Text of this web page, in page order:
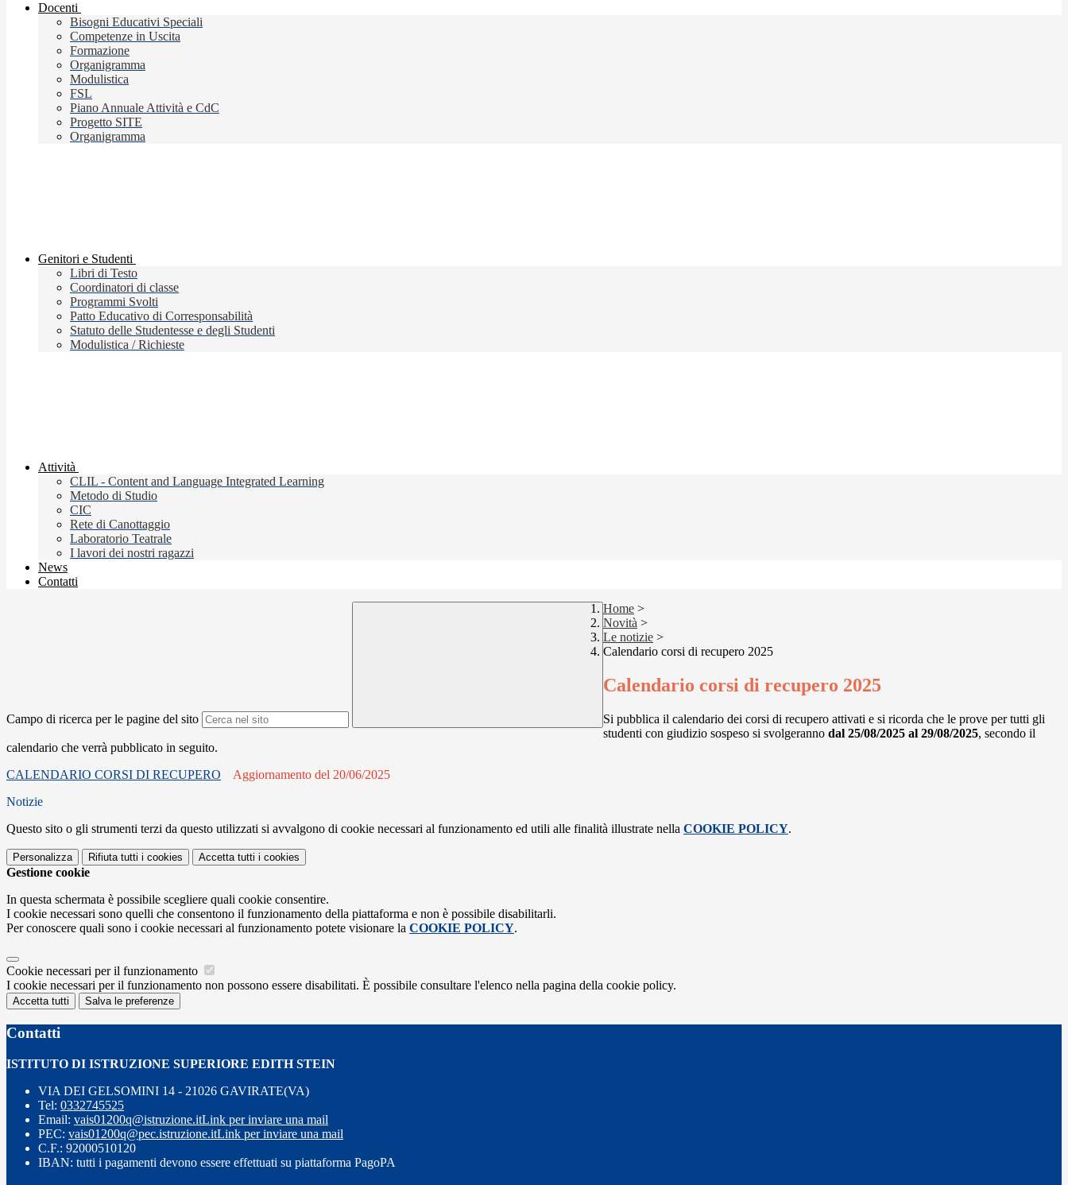
Docenti
Bisogni Educativi Speciali
Competenze in Uscita
Formazione
Organigramma
Modulistica
FSL
Piano Annuale Attività e CdC
Progetto SITE
Organigramma
Genitori e Studenti
Libri di Testo
Coordinatori di classe
Programmi Svolti
Patto Educativo di Corresponsabilità
Statuto delle Studentesse e degli Studenti
Modulistica / Richieste
Attività
CLIL - Content and Language Integrated Learning
Metodo di Studio
CIC
Rete di Canottaggio
Laboratorio Teatrale
I lavori dei nostri ragazzi
News
Contatti
Campo di ricerca per le pagine del sito
Home >
Novità >
Le notizie >
Calendario corsi di recupero 2025
Calendario corsi di recupero 2025
Si pubblica il calendario dei corsi di recupero attivati e si ricorda che le prove per tutti gli
studenti con giudizio sospeso si svolgeranno dal 25/08/2025 al 29/08/2025, secondo il
calendario che verrà pubblicato in seguito.
CALENDARIO CORSI DI RECUPERO
Aggiornamento del 20/06/2025
Notizie
Questo sito o gli strumenti terzi da questo utilizzati si avvalgono di cookie necessari al funzionamento ed utili alle finalità illustrate nella COOKIE POLICY.
Personalizza Rifiuta tutti i cookies Accetta tutti i cookies
Gestione cookie
In questa schermata è possibile scegliere quali cookie consentire.
I cookie necessari sono quelli che consentono il funzionamento della piattaforma e non è possibile disabilitarli.
Per conoscere quali sono i cookie necessari al funzionamento potete visionare la COOKIE POLICY.
Cookie necessari per il funzionamento
I cookie necessari per il funzionamento non possono essere disabilitati. È possibile consultare l'elenco nella pagina della cookie policy.
Accetta tutti Salva le preferenze
Contatti
ISTITUTO DI ISTRUZIONE SUPERIORE EDITH STEIN
VIA DEI GELSOMINI 14 - 21026 GAVIRATE(VA)
Tel: 0332745525
Email: vais01200q@istruzione.itLink per inviare una mail
PEC: vais01200q@pec.istruzione.itLink per inviare una mail
C.F.: 92000510120
IBAN: tutti i pagamenti devono essere effettuati su piattaforma PagoPA